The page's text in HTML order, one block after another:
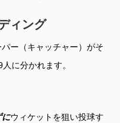
ィング
ー（キャッチャー）がそ
に分かれます。
にウィケットを狙い投球す